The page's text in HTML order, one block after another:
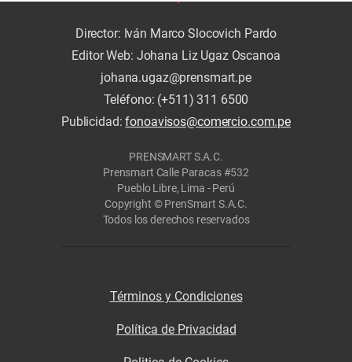
Director: Iván Marco Slocovich Pardo
Editor Web: Johana Liz Ugaz Oscanoa
johana.ugaz@prensmart.pe
Teléfono: (+511) 311 6500
Publicidad:fonoavisos@comercio.com.pe
PRENSMART S.A.C.
Prensmart Calle Paracas #532
Pueblo Libre, Lima - Perú
Copyright © PrenSmart S.A.C.
Todos los derechos reservados
Términos y Condiciones
Política de Privacidad